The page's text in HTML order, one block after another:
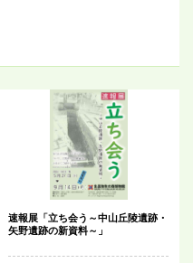
速報展「立ち会う～中山丘陵遺跡・
矢野遺跡の新資料～」